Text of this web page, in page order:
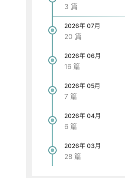
3 篇
2026年 07月
20 篇
2026年 06月
16 篇
2026年 05月
7 篇
2026年 04月
6 篇
2026年 03月
28 篇